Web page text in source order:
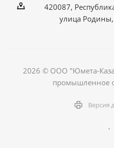
420087,
улица
2026 © ООО "Юмета-
промышленное
Версия
.